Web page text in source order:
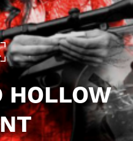
HOLLOW